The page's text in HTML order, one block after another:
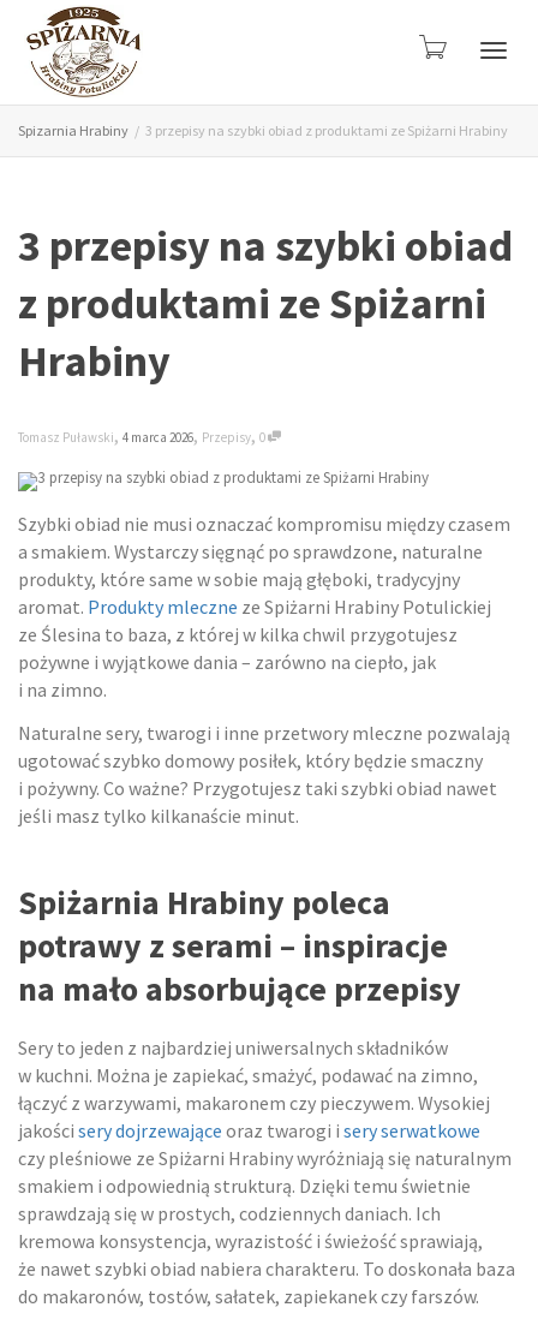
Spizarnia Hrabiny 3 przepisy na szybki obiad z produktami ze Spiżarni Hrabiny
3 przepisy na szybki obiad
z produktami ze Spiżarni
Hrabiny
Tomasz Puławski, 4 marca 2026, Przepisy, 0
Szybki obiad nie musi oznaczać kompromisu między czasem
a smakiem. Wystarczy sięgnąć po sprawdzone, naturalne
produkty, które same w sobie mają głęboki, tradycyjny
aromat. Produkty mleczne ze Spiżarni Hrabiny Potulickiej
ze Ślesina to baza, z której w kilka chwil przygotujesz
pożywne i wyjątkowe dania – zarówno na ciepło, jak
i na zimno.
Naturalne sery, twarogi i inne przetwory mleczne pozwalają
ugotować szybko domowy posiłek, który będzie smaczny
i pożywny. Co ważne? Przygotujesz taki szybki obiad nawet
jeśli masz tylko kilkanaście minut.
Spiżarnia Hrabiny poleca
potrawy z serami – inspiracje
na mało absorbujące przepisy
Sery to jeden z najbardziej uniwersalnych składników
w kuchni. Można je zapiekać, smażyć, podawać na zimno,
łączyć z warzywami, makaronem czy pieczywem. Wysokiej
jakości sery dojrzewające oraz twarogi i sery serwatkowe
czy pleśniowe ze Spiżarni Hrabiny wyróżniają się naturalnym
smakiem i odpowiednią strukturą. Dzięki temu świetnie
sprawdzają się w prostych, codziennych daniach. Ich
kremowa konsystencja, wyrazistość i świeżość sprawiają,
że nawet szybki obiad nabiera charakteru. To doskonała baza
do makaronów, tostów, sałatek, zapiekanek czy farszów.